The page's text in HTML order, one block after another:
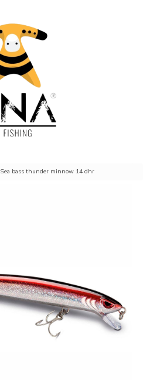
Sea bass thunder minnow 14 dhr